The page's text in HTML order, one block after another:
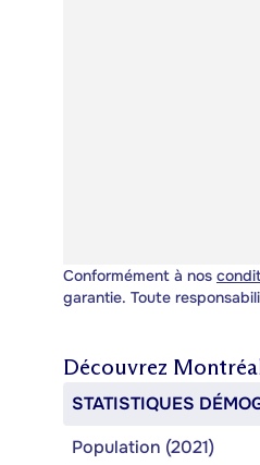
Conformément à nos
garantie. Toute
Découvrez
STATISTIQUES
Population (2021)